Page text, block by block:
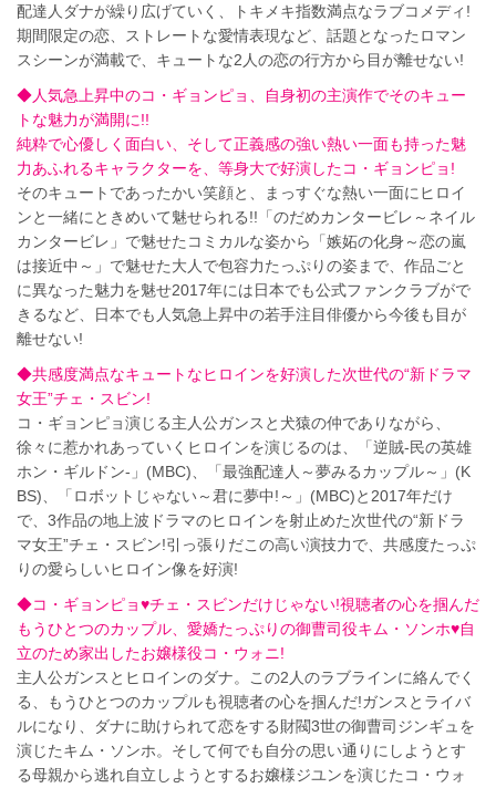
配達人ダナが繰り広げていく、トキメキ指数満点なラブコメディ!
期間限定の恋、ストレートな愛情表現など、話題となったロマン
スシーンが満載で、キュートな2人の恋の行方から目が離せない!
◆人気急上昇中のコ・ギョンピョ、自身初の主演作でそのキュー
トな魅力が満開に!!
純粋で心優しく面白い、そして正義感の強い熱い一面も持った魅
力あふれるキャラクターを、等身大で好演したコ・ギョンピョ!
そのキュートであったかい笑顔と、まっすぐな熱い一面にヒロイ
ンと一緒にときめいて魅せられる!!「のだめカンタービレ～ネイル
カンタービレ」で魅せたコミカルな姿から「嫉妬の化身～恋の嵐
は接近中～」で魅せた大人で包容力たっぷりの姿まで、作品ごと
に異なった魅力を魅せ2017年には日本でも公式ファンクラブがで
きるなど、日本でも人気急上昇中の若手注目俳優から今後も目が
離せない!
◆共感度満点なキュートなヒロインを好演した次世代の“新ドラマ
女王”チェ・スビン!
コ・ギョンピョ演じる主人公ガンスと犬猿の仲でありながら、
徐々に惹かれあっていくヒロインを演じるのは、「逆賊-民の英雄
ホン・ギルドン-」(MBC)、「最強配達人～夢みるカップル～」(K
BS)、「ロボットじゃない～君に夢中!～」(MBC)と2017年だけ
で、3作品の地上波ドラマのヒロインを射止めた次世代の“新ドラ
マ女王”チェ・スビン!引っ張りだこの高い演技力で、共感度たっぷ
りの愛らしいヒロイン像を好演!
◆コ・ギョンピョ♥チェ・スビンだけじゃない!視聴者の心を掴んだ
もうひとつのカップル、愛嬌たっぷりの御曹司役キム・ソンホ♥自
立のため家出したお嬢様役コ・ウォニ!
主人公ガンスとヒロインのダナ。この2人のラブラインに絡んでく
る、もうひとつのカップルも視聴者の心を掴んだ!ガンスとライバ
ルになり、ダナに助けられて恋をする財閥3世の御曹司ジンギュを
演じたキム・ソンホ。そして何でも自分の思い通りにしようとす
る母親から逃れ自立しようとするお嬢様ジユンを演じたコ・ウォ